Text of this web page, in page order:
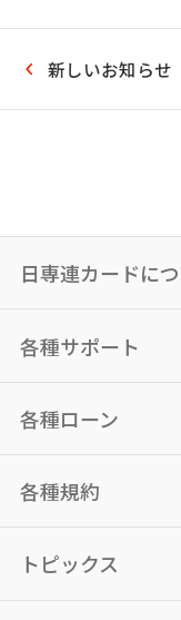
新しいお知らせ
日専連カードに
各種サポート
各種ローン
各種規約
トピックス